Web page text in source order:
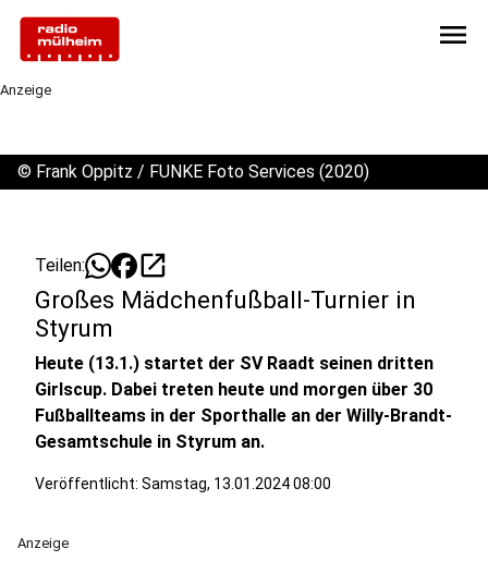
menu
Anzeige
© Frank Oppitz / FUNKE Foto Services (2020)
Teilen: open_in_new
Großes Mädchenfußball-Turnier in
Styrum
Heute (13.1.) startet der SV Raadt seinen dritten
Girlscup. Dabei treten heute und morgen über 30
Fußballteams in der Sporthalle an der Willy-Brandt-
Gesamtschule in Styrum an.
Veröffentlicht: Samstag, 13.01.2024 08:00
Anzeige